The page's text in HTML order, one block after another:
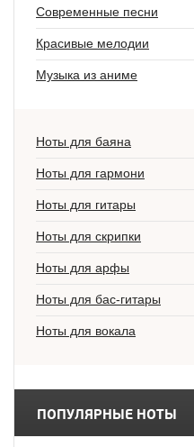
Современные песни
Красивые мелодии
Музыка из аниме
Ноты для баяна
Ноты для гармони
Ноты для гитары
Ноты для скрипки
Ноты для арфы
Ноты для бас-гитары
Ноты для вокала
ПОПУЛЯРНЫЕ НОТЫ